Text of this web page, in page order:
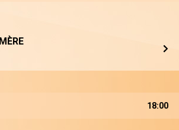
18:00